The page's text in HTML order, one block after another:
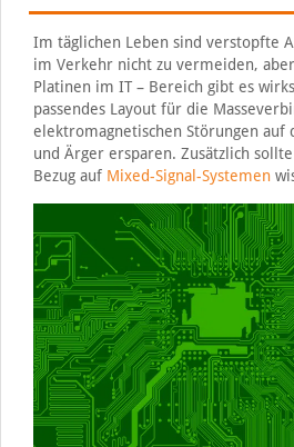
Im täglichen Leben sind verstopfte
im Verkehr nicht zu vermeiden,
Platinen im IT – Bereich gibt es
passendes Layout für die
elektromagnetischen Störungen auf
und Ärger ersparen. Zusätzlich
Bezug auf Mixed-Signal-Systemen